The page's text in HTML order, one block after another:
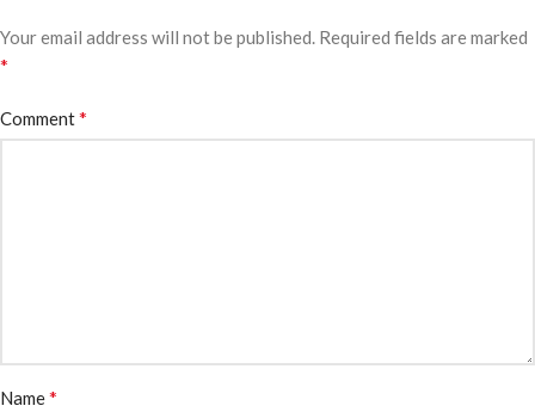
Your email address will not be published. Required fields are marked
*
Comment*
Name*